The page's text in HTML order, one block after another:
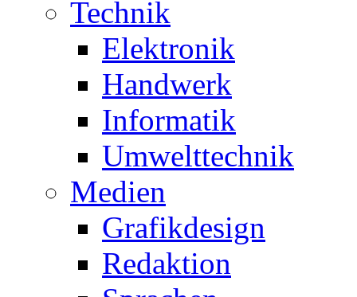
Technik
Elektronik
Handwerk
Informatik
Umwelttechnik
Medien
Grafikdesign
Redaktion